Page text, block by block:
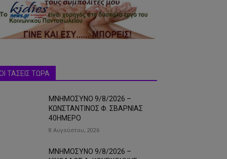
ΤΑΣΕΙΣ ΤΩΡΑ
ΜΝΗΜΟΣΥΝΟ 9/8/2026 –
ΚΩΝΣΤΑΝΤΙΝΟΣ Φ. ΣΒΑΡΝΙΑΣ
40ΗΜΕΡΟ
8 Αυγούστου, 2026
ΜΝΗΜΟΣΥΝΟ 9/8/2026 –